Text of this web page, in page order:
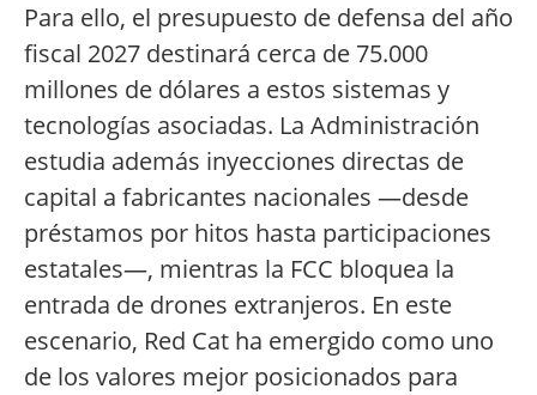
Para ello, el presupuesto de defensa del año
fiscal 2027 destinará cerca de 75.000
millones de dólares a estos sistemas y
tecnologías asociadas. La Administración
estudia además inyecciones directas de
capital a fabricantes nacionales —desde
préstamos por hitos hasta participaciones
estatales—, mientras la FCC bloquea la
entrada de drones extranjeros. En este
escenario, Red Cat ha emergido como uno
de los valores mejor posicionados para